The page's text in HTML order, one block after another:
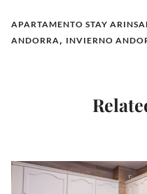
APARTAMENTO STAY
ANDORRA, INVIERNO